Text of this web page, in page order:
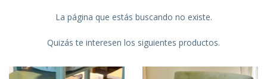
La página que estás buscando no existe.
Quizás te interesen los siguientes productos.